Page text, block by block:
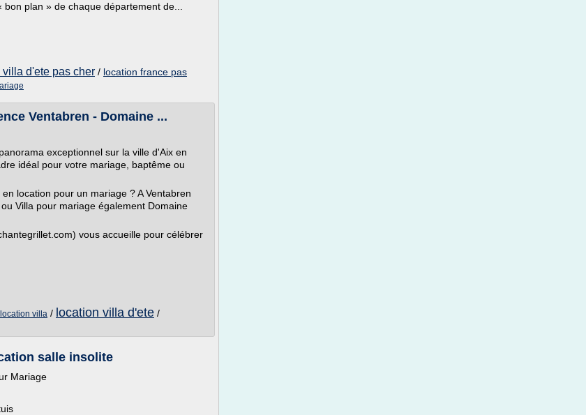
plan » de chaque département de...
villa d'ete pas cher / location france pas
Ventabren - Domaine ...
exceptionnel sur la ville d'Aix en
idéal pour votre mariage, baptême ou
location pour un mariage ? A Ventabren
Villa pour mariage également Domaine
vous accueille pour célébrer
villa / location villa d'ete /
salle insolite
Mariage